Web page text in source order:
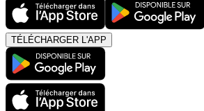
TÉLÉCHARGER L'APP